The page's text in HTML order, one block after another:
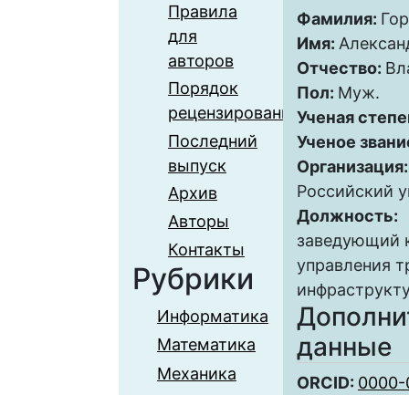
Правила
для
авторов
Порядок
рецензирования
Последний
выпуск
Архив
Авторы
Контакты
Рубрики
Информатика
Математика
Механика
Фамилия:
Имя:
Отчество:
Пол: Муж.
Ученая
Ученое
Российский
Должность:
заведующий
управления
данные
ORCID: